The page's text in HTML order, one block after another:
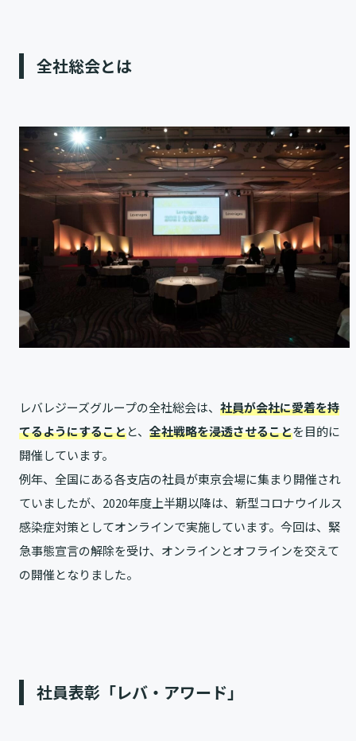
全社総会とは
レバレジーズグループの全社総会は、 社員が会社に愛着を持
てるようにすることと、 全社戦略を浸透させることを目的に
開催しています。
例年、全国にある各支店の社員が東京会場に集まり開催され
ていましたが、2020年度上半期以降は、新型コロナウイルス
感染症対策としてオンラインで実施しています。今回は、緊
急事態宣言の解除を受け、オンラインとオフラインを交えて
の開催となりました。
社員表彰「レバ・アワード」